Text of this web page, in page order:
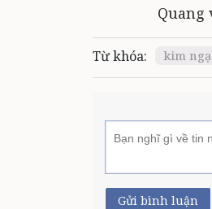
Quang
Từ khóa: kim
Gửi bình luận